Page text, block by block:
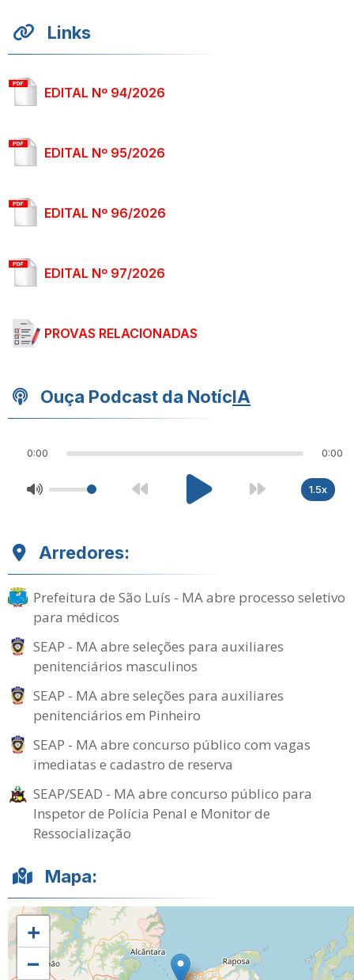
Links
EDITAL Nº 94/2026
EDITAL Nº 95/2026
EDITAL Nº 96/2026
EDITAL Nº 97/2026
PROVAS RELACIONADAS
Ouça Podcast da NotícIA
0:00 0:00
1.5x
Arredores:
Prefeitura de São Luís - MA abre processo seletivo
para médicos
SEAP - MA abre seleções para auxiliares
penitenciários masculinos
SEAP - MA abre seleções para auxiliares
penitenciários em Pinheiro
SEAP - MA abre concurso público com vagas
imediatas e cadastro de reserva
SEAP/SEAD - MA abre concurso público para
Inspetor de Polícia Penal e Monitor de
Ressocialização
Mapa:
+
−